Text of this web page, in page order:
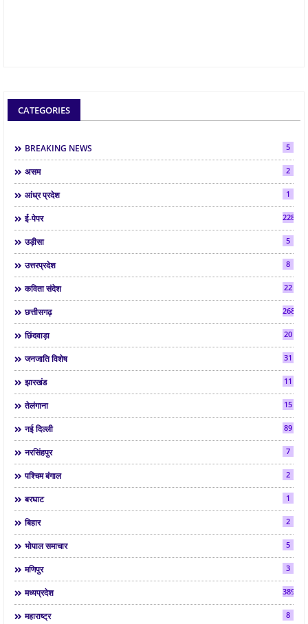
CATEGORIES
BREAKING NEWS 5
असम 2
आंध्र प्रदेश 1
ई-पेपर 2286
उड़ीसा 5
उत्तरप्रदेश 8
कविता संदेश 22
छत्तीसगढ़ 268
छिंदवाड़ा 20
जनजाति विशेष 31
झारखंड 11
तेलंगाना 15
नई दिल्ली 89
नरसिंहपुर 7
पश्चिम बंगाल 2
बरघाट 1
बिहार 2
भोपाल समाचार 5
मणिपुर 3
मध्यप्रदेश 3892
महाराष्ट्र 8